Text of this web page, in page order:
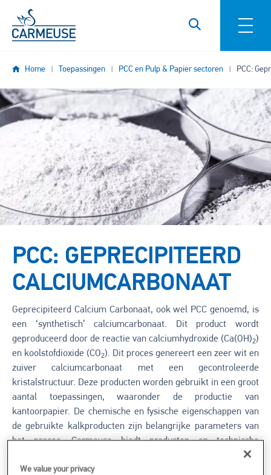
Overslaan en naar de inhoud gaan
Home Toepassingen PCC en Pulp & Papier sectoren PCC:
PCC: GEPRECIPITEERD
CALCIUMCARBONAAT
Geprecipiteerd Calcium Carbonaat, ook wel PCC genoemd, is
een ‘synthetisch’ calciumcarbonaat. Dit product wordt
geproduceerd door de reactie van calciumhydroxide (Ca(OH)2)
en koolstofdioxide (CO2). Dit proces genereert een zeer wit en
zuiver calciumcarbonaat met een gecontroleerde
kristalstructuur. Deze producten worden gebruikt in een groot
aantal toepassingen, waaronder de productie van
kantoorpapier. De chemische en fysische eigenschappen van
de gebruikte kalkproducten zijn belangrijke parameters van
het proces. Carmeuse biedt producten en technische
Image
We value your privacy